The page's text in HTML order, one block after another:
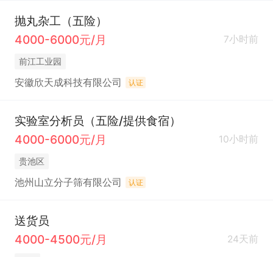
抛丸杂工（五险）
4000-6000元/月
7小时前
前江工业园
安徽欣天成科技有限公司 认证
实验室分析员（五险/提供食宿）
4000-6000元/月
10小时前
贵池区
池州山立分子筛有限公司 认证
送货员
4000-4500元/月
24天前